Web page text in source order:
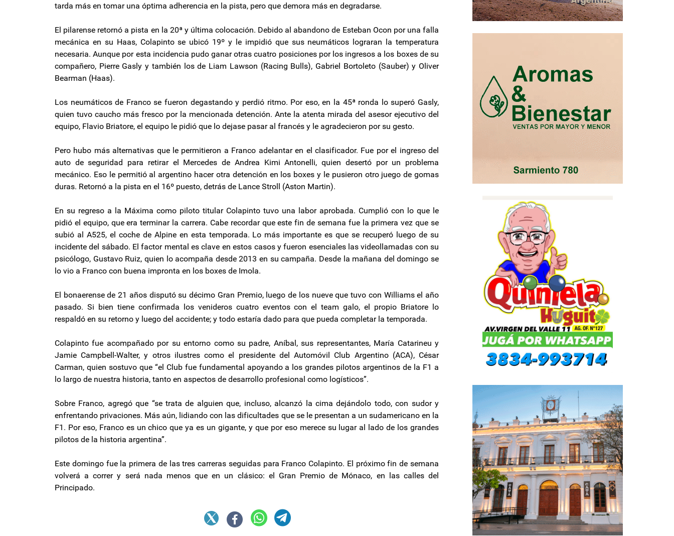
tarda más en tomar una óptima adherencia en la pista, pero que demora más en degradarse.
El pilarense retornó a pista en la 20ª y última colocación. Debido al abandono de Esteban Ocon por una falla
mecánica en su Haas, Colapinto se ubicó 19º y le impidió que sus neumáticos lograran la temperatura
necesaria. Aunque por esta incidencia pudo ganar otras cuatro posiciones por los ingresos a los boxes de su
compañero, Pierre Gasly y también los de Liam Lawson (Racing Bulls), Gabriel Bortoleto (Sauber) y Oliver
Bearman (Haas).
Los neumáticos de Franco se fueron degastando y perdió ritmo. Por eso, en la 45ª ronda lo superó Gasly,
quien tuvo caucho más fresco por la mencionada detención. Ante la atenta mirada del asesor ejecutivo del
equipo, Flavio Briatore, el equipo le pidió que lo dejase pasar al francés y le agradecieron por su gesto.
Pero hubo más alternativas que le permitieron a Franco adelantar en el clasificador. Fue por el ingreso del
auto de seguridad para retirar el Mercedes de Andrea Kimi Antonelli, quien desertó por un problema
mecánico. Eso le permitió al argentino hacer otra detención en los boxes y le pusieron otro juego de gomas
duras. Retornó a la pista en el 16º puesto, detrás de Lance Stroll (Aston Martin).
En su regreso a la Máxima como piloto titular Colapinto tuvo una labor aprobada. Cumplió con lo que le
pidió el equipo, que era terminar la carrera. Cabe recordar que este fin de semana fue la primera vez que se
subió al A525, el coche de Alpine en esta temporada. Lo más importante es que se recuperó luego de su
incidente del sábado. El factor mental es clave en estos casos y fueron esenciales las videollamadas con su
psicólogo, Gustavo Ruiz, quien lo acompaña desde 2013 en su campaña. Desde la mañana del domingo se
lo vio a Franco con buena impronta en los boxes de Imola.
El bonaerense de 21 años disputó su décimo Gran Premio, luego de los nueve que tuvo con Williams el año
pasado. Si bien tiene confirmada los venideros cuatro eventos con el team galo, el propio Briatore lo
respaldó en su retorno y luego del accidente; y todo estaría dado para que pueda completar la temporada.
Colapinto fue acompañado por su entorno como su padre, Aníbal, sus representantes, María Catarineu y
Jamie Campbell-Walter, y otros ilustres como el presidente del Automóvil Club Argentino (ACA), César
Carman, quien sostuvo que “el Club fue fundamental apoyando a los grandes pilotos argentinos de la F1 a
lo largo de nuestra historia, tanto en aspectos de desarrollo profesional como logísticos”.
Sobre Franco, agregó que “se trata de alguien que, incluso, alcanzó la cima dejándolo todo, con sudor y
enfrentando privaciones. Más aún, lidiando con las dificultades que se le presentan a un sudamericano en la
F1. Por eso, Franco es un chico que ya es un gigante, y que por eso merece su lugar al lado de los grandes
pilotos de la historia argentina”.
Este domingo fue la primera de las tres carreras seguidas para Franco Colapinto. El próximo fin de semana
volverá a correr y será nada menos que en un clásico: el Gran Premio de Mónaco, en las calles del
Principado.